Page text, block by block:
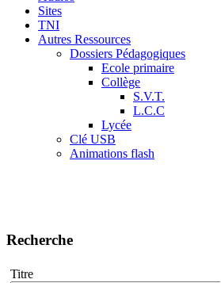
Sites
TNI
Autres Ressources
Dossiers Pédagogiques
Ecole primaire
Collège
S.V.T.
L.C.C
Lycée
Clé USB
Animations flash
Recherche
Titre